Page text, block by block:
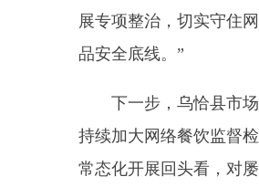
编辑：
分享：
政府网站标识码：6530240001新公网
地 址：新疆克州乌恰县光明路1号联系